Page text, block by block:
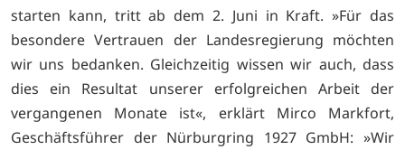
starten kann, tritt ab dem 2. Juni in Kraft. »Für das
besondere Vertrauen der Landesregierung möchten
wir uns bedanken. Gleichzeitig wissen wir auch, dass
dies ein Resultat unserer erfolgreichen Arbeit der
vergangenen Monate ist«, erklärt Mirco Markfort,
Geschäftsführer der Nürburgring 1927 GmbH: »Wir